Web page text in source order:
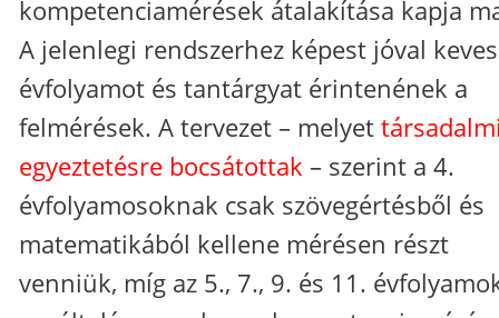
kompetenciamérések átalakítása kapja
A jelenlegi rendszerhez képest jóval
évfolyamot és tantárgyat érintenének a
felmérések. A tervezet – melyet
egyeztetésre bocsátottak – szerint a 4.
évfolyamosoknak csak szövegértésből és
matematikából kellene mérésen részt
venniük, míg az 5., 7., 9. és 11.